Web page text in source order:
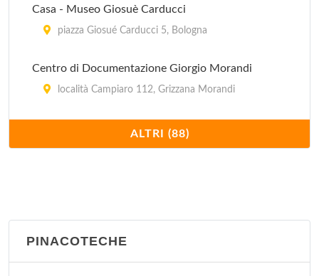
Casa - Museo Giosuè Carducci
piazza Giosué Carducci 5, Bologna
Centro di Documentazione Giorgio Morandi
località Campiaro 112, Grizzana Morandi
Collezione degli Strumenti Scientifici dell'istituto
Collezioni Comunali d'Arte
ALTRI (88)
PINACOTECHE